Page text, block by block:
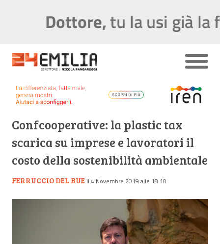
Confcooperative: la plastic tax
scarica su imprese e lavoratori il
costo della sostenibilità ambientale
FERRUCCIO DEL BUE il 4 Novembre 2019 alle 18:10